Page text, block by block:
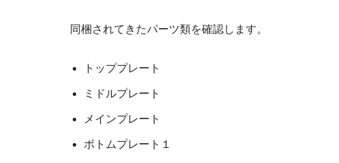
同梱されてきたパーツ類を確認します。
トッププレート
ミドルプレート
メインプレート
ボトムプレート１